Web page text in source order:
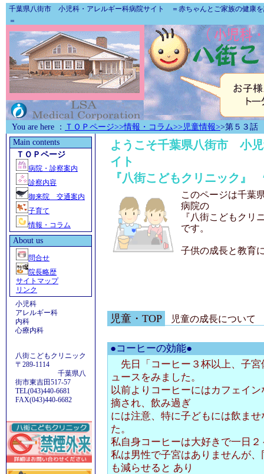
千葉県八街市 小児科・アレルギー科病院サイト ＝赤ちゃんとご家族の健康
＝
You are here ： ＴＯＰページ>>情報・コラム>>児童情報>>第５３話
Main contents
ＴＯＰページ
病院・診察案内
診察内容
御来院 交通案内
子育て
情報・コラム
About us
問合せ
院長略歴
サイトマップ
リンク
小児科
アレルギー科
内科
心療内科
八街こどもクリニック
〒289-1114
千葉県八
街市東吉田517-57
TEL(043)440-6681
FAX(043)440-6682
ようこそ千葉県八街市 小児
イト
『八街こどもクリニック』
このページは千葉
病院の
『八街こどもクリ
です。
子供の成長と教育
児童・TOP 児童の成長について
●コーヒーの効能●
先日「コーヒー３杯以上、子
ュースをみました。
以前よりコーヒーにはカフェイ
摘され、飲み過ぎ
には注意、特に子どもには飲ま
た。
私自身コーヒーは大好きで一日
私は男性で子宮はありませんが
も減らせると あり